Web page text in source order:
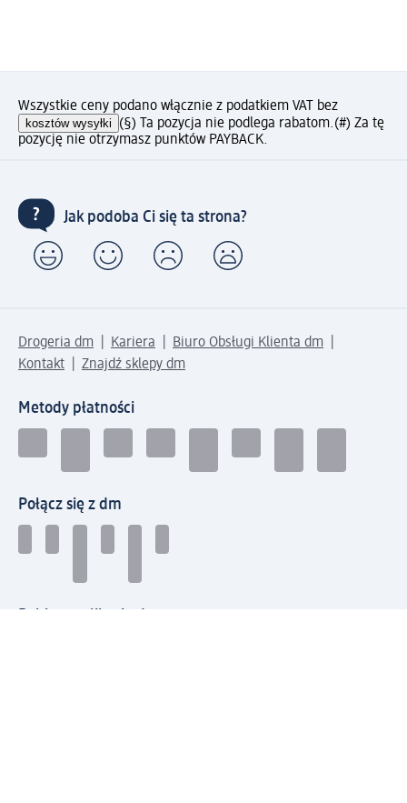
Wszystkie ceny podano włącznie z podatkiem VAT bez
kosztów wysyłki (§) Ta pozycja nie podlega rabatom.(#) Za tę
pozycję nie otrzymasz punktów PAYBACK.
Jak podoba Ci się ta strona?
Drogeria dm Kariera
Biuro Obsługi Klienta dm
Kontakt
Znajdź sklepy dm
Metody płatności
Połącz się z dm